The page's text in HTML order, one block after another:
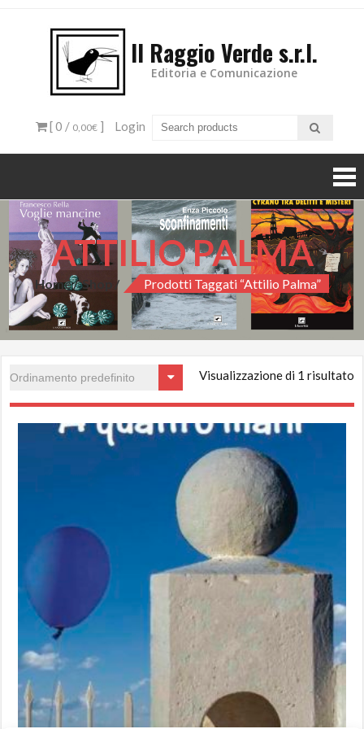
Il Raggio Verde s.r.l.
Editoria e Comunicazione
[ 0 / 0,00€] Login
ATTILIO PALMA
Home Shop Prodotti Taggati “Attilio Palma”
Visualizzazione di 1 risultato